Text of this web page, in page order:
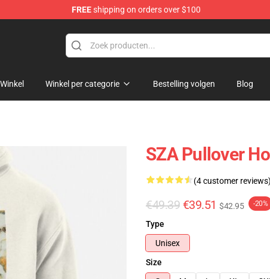
FREEshipping on orders over $100
Winkel Winkel per categorie Bestelling volgen Blog
SZA Pullover
(4 customer reviews)
€49.39 €39.51 $42.95 -20%
Type
Unisex
Size